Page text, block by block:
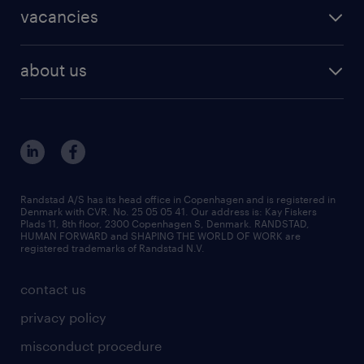
samarbejdspartner for både kandidater og
virksomheder. Med en dyb indsigt i
arbejdsmarkedet og vores fire specialiserede
forretningsområder, Operational,
vores kunder med at opbygge de
kvalificerede, mangfoldige og agile teams,
det kræver for at skabe succes i dag. Vi er
dedikerede til at sikre lige muligheder for alle
uanset baggrund og støtter vores kandidater
hastig forandring. Gennem den værdi, vi
skaber, arbejder vi målrettet for at gøre
arbejdslivet bedre for alle. Randstad har
areas of expertise
MSP & RPO
vacancies
about us
our offices
become our colleague
press
bid and tender
contact us
privacy policy
misconduct procedure
Randstad A/S has its head office in Copenhagen and is registered in
Denmark with CVR. No. 25 05 05 41. Our address is: Kay Fiskers
Plads 11, 8th floor, 2300 Copenhagen S, Denmark. RANDSTAD,
HUMAN FORWARD and SHAPING THE WORLD OF WORK are
registered trademarks of Randstad N.V.